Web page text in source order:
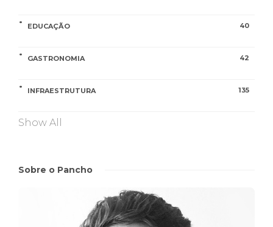
EDUCAÇÃO 40
GASTRONOMIA 42
INFRAESTRUTURA 135
Show All
Sobre o Pancho